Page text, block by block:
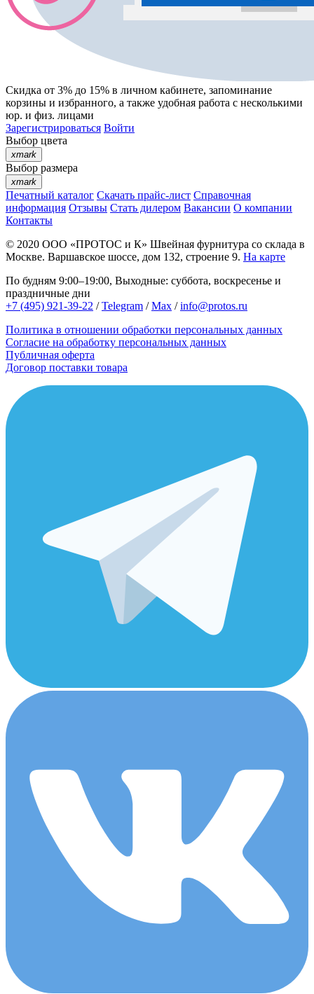
Скидка от 3% до 15% в личном кабинете, запоминание
корзины и избранного, а также удобная работа с несколькими
юр. и физ. лицами
Зарегистрироваться Войти
Выбор цвета
xmark
Выбор размера
xmark
Печатный каталог Скачать прайс-лист Справочная
информация Отзывы Стать дилером Вакансии О компании
Контакты
© 2020 ООО «ПРОТОС и К» Швейная фурнитура со склада в
Москве. Варшавское шоссе, дом 132, строение 9. На карте
По будням 9:00–19:00, Выходные: суббота, воскресенье и
праздничные дни
+7 (495) 921-39-22 /Telegram /Max /info@protos.ru
Политика в отношении обработки персональных данных
Согласие на обработку персональных данных
Публичная оферта
Договор поставки товара